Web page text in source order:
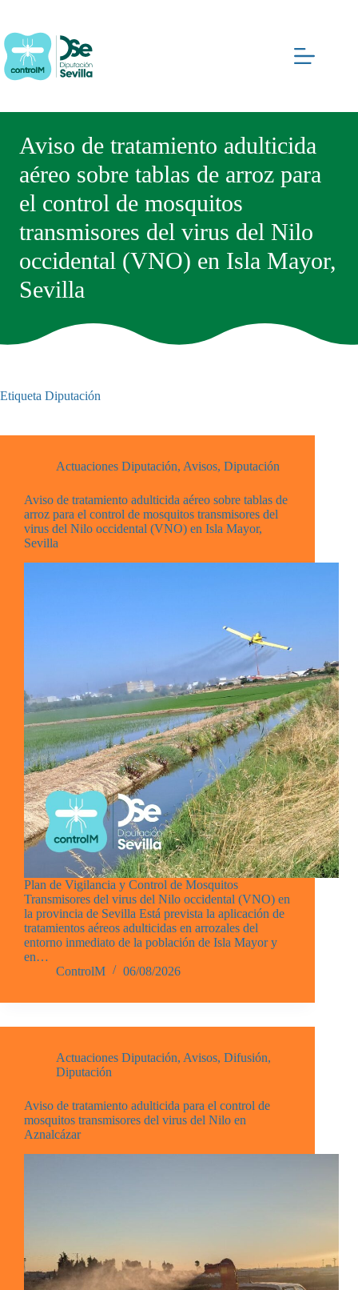
contenido
Aviso de tratamiento adulticida
aéreo sobre tablas de arroz para
el control de mosquitos
transmisores del virus del Nilo
occidental (VNO) en Isla Mayor,
Sevilla
Etiqueta Diputación
Actuaciones Diputación, Avisos, Diputación
Aviso de tratamiento adulticida aéreo sobre tablas de
arroz para el control de mosquitos transmisores del
virus del Nilo occidental (VNO) en Isla Mayor,
Sevilla
Plan de Vigilancia y Control de Mosquitos
Transmisores del virus del Nilo occidental (VNO) en
la provincia de Sevilla Está prevista la aplicación de
tratamientos aéreos adulticidas en arrozales del
entorno inmediato de la población de Isla Mayor y
en…
ControlM
06/08/2026
Actuaciones Diputación, Avisos, Difusión,
Diputación
Aviso de tratamiento adulticida para el control de
mosquitos transmisores del virus del Nilo en
Aznalcázar